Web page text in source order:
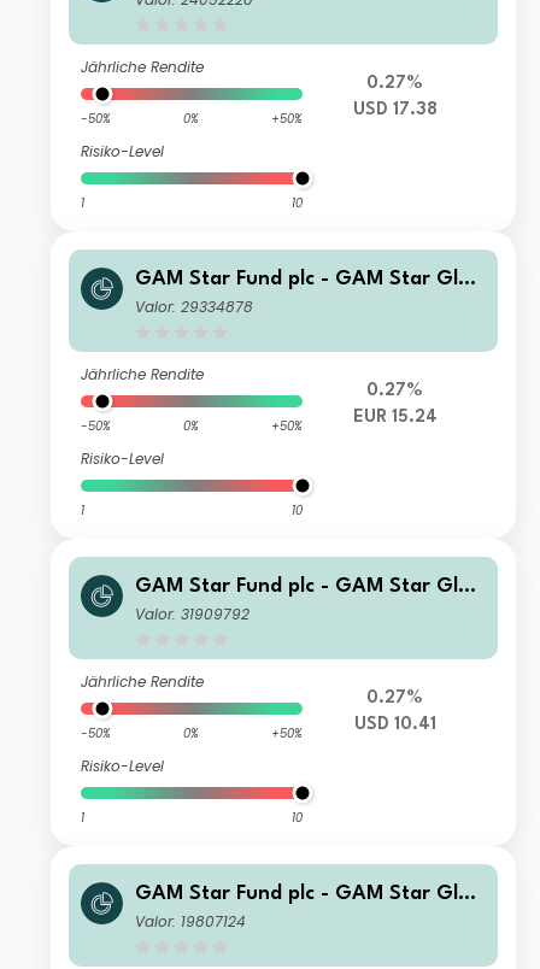
Jährliche Rendite
-50% 0% +50%
Risiko-Level
1 10
0.27%
USD 17.38
GAM Star Fund plc - GAM Star Glob
al Cautious Z Hedged EUR Acc
Valor: 29334878
Jährliche Rendite
-50% 0% +50%
Risiko-Level
1 10
0.27%
EUR 15.24
GAM Star Fund plc - GAM Star Glob
al Cautious Selling Agent CQ Incom
Valor: 31909792
Jährliche Rendite
-50% 0% +50%
Risiko-Level
1 10
0.27%
USD 10.41
GAM Star Fund plc - GAM Star Glob
al Cautious Selling Agent T Hedged
Valor: 19807124